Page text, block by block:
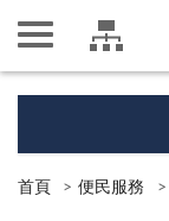
首頁 便民服務